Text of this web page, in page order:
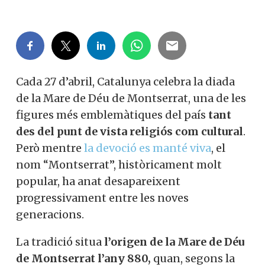
Cada 27 d’abril, Catalunya celebra la diada
de la Mare de Déu de Montserrat, una de les
figures més emblemàtiques del país tant
des del punt de vista religiós com cultural.
Però mentre la devoció es manté viva, el
nom “Montserrat”, històricament molt
popular, ha anat desapareixent
progressivament entre les noves
generacions.
La tradició situa l’origen de la Mare de Déu
de Montserrat l’any 880, quan, segons la